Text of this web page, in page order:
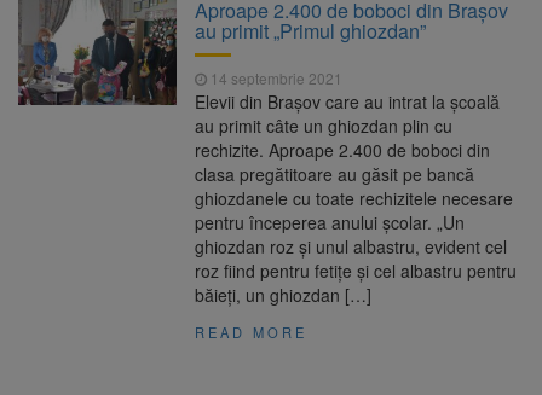
Aproape 2.400 de boboci din Braşov
au primit „Primul ghiozdan”
14 septembrie 2021
Elevii din Braşov care au intrat la şcoală
au primit câte un ghiozdan plin cu
rechizite. Aproape 2.400 de boboci din
clasa pregătitoare au găsit pe bancă
ghiozdanele cu toate rechizitele necesare
pentru începerea anului şcolar. „Un
ghiozdan roz şi unul albastru, evident cel
roz fiind pentru fetiţe şi cel albastru pentru
băieţi, un ghiozdan […]
READ MORE